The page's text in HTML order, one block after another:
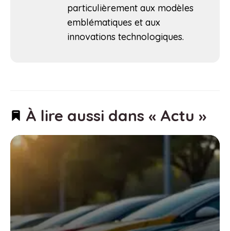
particulièrement aux modèles
emblématiques et aux
innovations technologiques.
À lire aussi dans « Actu »